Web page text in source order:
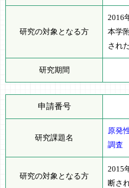
研究の対象となる方
2016
本学
され
研究期間
申請番号
研究課題名
原発
調査
研究の対象となる方
2015
断さ